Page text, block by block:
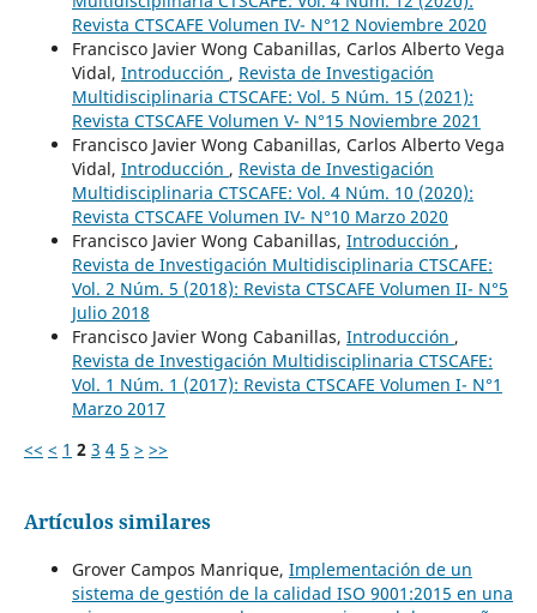
Revista CTSCAFE Volumen IV- N°12 Noviembre 2020
Francisco Javier Wong Cabanillas, Carlos Alberto Vega
Vidal, Introducción , Revista de Investigación
Multidisciplinaria CTSCAFE: Vol. 5 Núm. 15 (2021):
Revista CTSCAFE Volumen V- N°15 Noviembre 2021
Francisco Javier Wong Cabanillas, Carlos Alberto Vega
Vidal, Introducción , Revista de Investigación
Multidisciplinaria CTSCAFE: Vol. 4 Núm. 10 (2020):
Revista CTSCAFE Volumen IV- N°10 Marzo 2020
Francisco Javier Wong Cabanillas, Introducción ,
Revista de Investigación Multidisciplinaria CTSCAFE:
Vol. 2 Núm. 5 (2018): Revista CTSCAFE Volumen II- N°5
Julio 2018
Francisco Javier Wong Cabanillas, Introducción ,
Revista de Investigación Multidisciplinaria CTSCAFE:
Vol. 1 Núm. 1 (2017): Revista CTSCAFE Volumen I- N°1
Marzo 2017
<< < 1 2 3 4 5 > >>
Artículos similares
Grover Campos Manrique, Implementación de un
sistema de gestión de la calidad ISO 9001:2015 en una